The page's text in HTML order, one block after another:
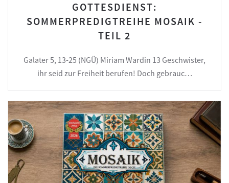
GOTTESDIENST:
SOMMERPREDIGTREIHE MOSAIK -
TEIL 2
Galater 5, 13-25 (NGÜ) Miriam Wardin 13 Geschwister,
ihr seid zur Freiheit berufen! Doch gebrauc…